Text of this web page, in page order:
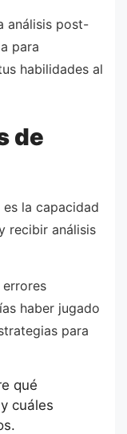
análisis post-
para
habilidades al
de
la capacidad
recibir análisis
haber jugado
para
qué
cuáles